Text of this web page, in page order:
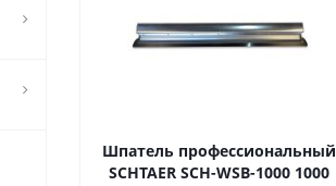
Шпатель профессиональный
SCHTAER SCH-WSB-1000 1000